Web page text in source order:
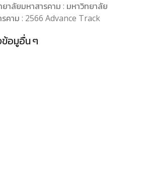
ยาลัยมหาสารคาม : มหาวิทยาลัย
รคาม : 2566 Advance Track
อมูอื่น ๆ